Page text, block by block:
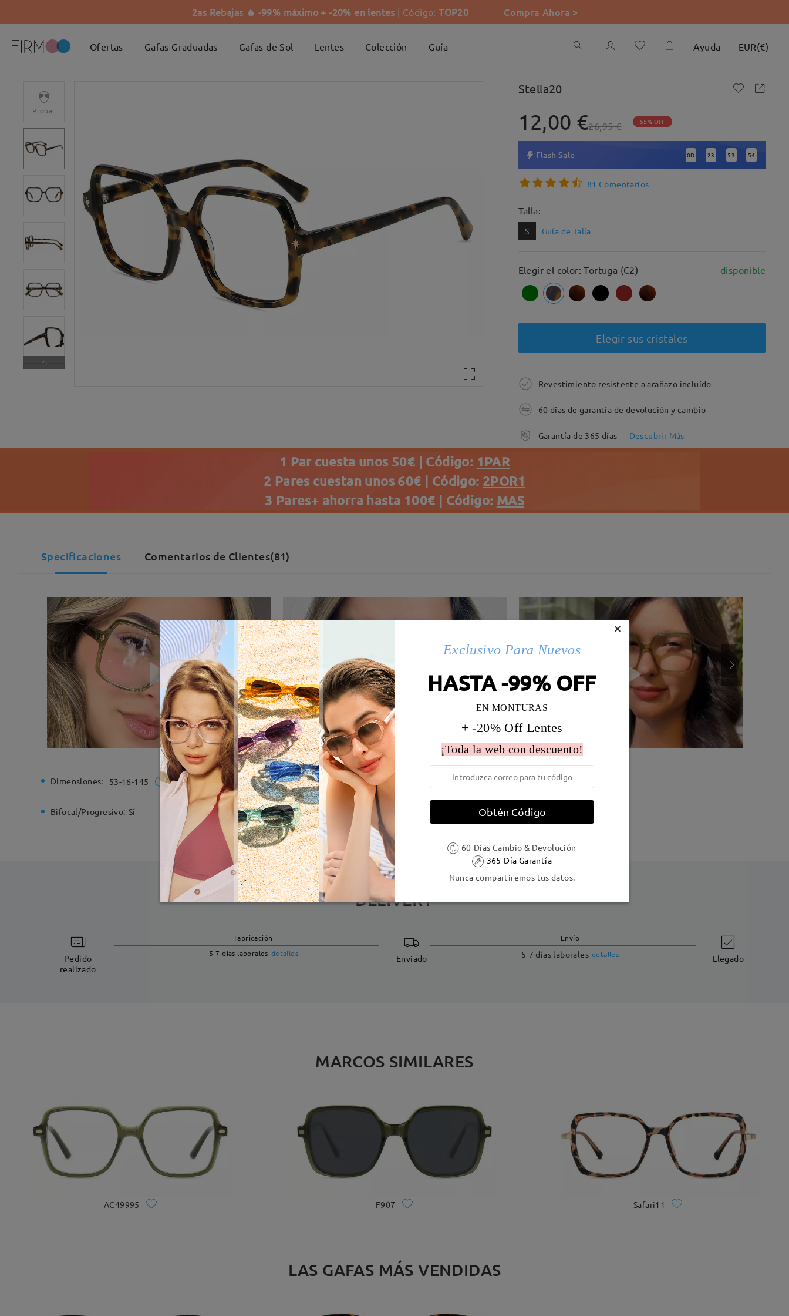
2as Rebajas 🔥 -99% máximo + -20% en lentes | Código:TOP20 Compra Ahora >
Ofertas Gafas Graduadas Gafas de Sol Lentes Colección Guía Ayuda EUR(€)
Probar
Stella20
12,00 €26,95 € 55% OFF
Flash Sale 0D : 23 : 53 : 53
81 Comentarios
Talla:
S Guía de Talla
Elegir el color: Tortuga (C2) disponible
Elegir sus cristales
Revestimiento resistente a arañazo incluído
60 días de garantía de devolución y cambio
Garantía de 365 días Descubrir Más
1 Par cuesta unos 50€ | Código: 1PAR
2 Pares cuestan unos 60€ | Código: 2POR1
3 Pares+ ahorra hasta 100€ | Código: MAS
Specificaciones Comentarios de Clientes(81)
Dimensiones: 53-16-145 Ancho de la montura: 128 mm Paqueño) Diametro de lentes: 57 mm
Bifocal/Progresivo: Sí Bisagra de resorte: No Material de la montura: Acetato
DELIVERY
Pedido
realizado
Fabricación
5-7 días laborales detalles Enviado
Envío
5-7 días laborales detalles Llegado
MARCOS SIMILARES
AC49995 F907 Safari11
LAS GAFAS MÁS VENDIDAS
×
Exclusivo Para Nuevos
HASTA -99% OFF
EN MONTURAS
+ -20% Off Lentes
¡Toda la web con descuento!
Obtén Código
60-Días Cambio & Devolución
365-Día Garantía
Nunca compartiremos tus datos.